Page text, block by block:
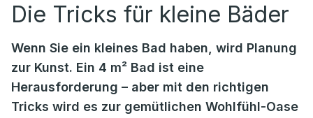
Die Tricks für kleine Bäder
Wenn Sie ein kleines Bad haben, wird Planung
zur Kunst. Ein 4 m² Bad ist eine
Herausforderung – aber mit den richtigen
Tricks wird es zur gemütlichen Wohlfühl-Oase